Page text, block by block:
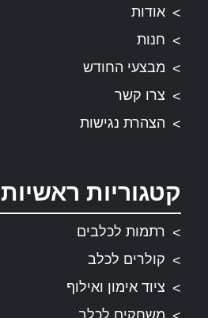
אודות
חנות
מבצעי החודש
צרו קשר
הצהרת נגישות
קטגוריות ראשיות
רתמות לכלבים
קולרים לכלב
ציוד אימון ואילוף
משחקים לכלב